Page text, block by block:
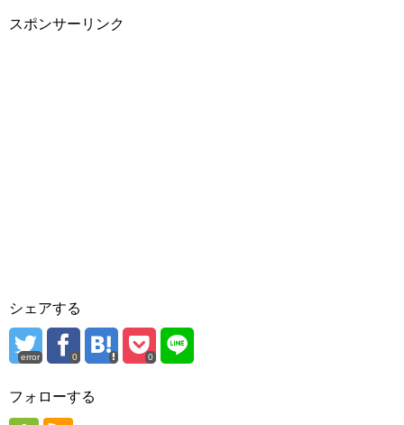
スポンサーリンク
シェアする
error 0 0
フォローする